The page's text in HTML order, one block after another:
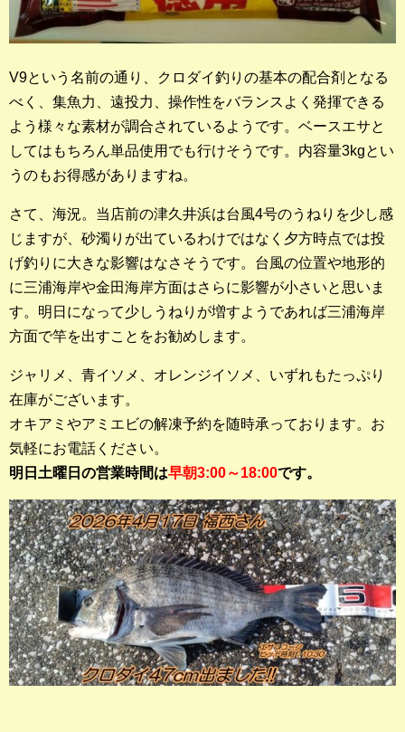
V9という名前の通り、クロダイ釣りの基本の配合剤となる
べく、集魚力、遠投力、操作性をバランスよく発揮できる
よう様々な素材が調合されているようです。ベースエサと
してはもちろん単品使用でも行けそうです。内容量3kgとい
うのもお得感がありますね。
さて、海況。当店前の津久井浜は台風4号のうねりを少し感
じますが、砂濁りが出ているわけではなく夕方時点では投
げ釣りに大きな影響はなさそうです。台風の位置や地形的
に三浦海岸や金田海岸方面はさらに影響が小さいと思いま
す。明日になって少しうねりが増すようであれば三浦海岸
方面で竿を出すことをお勧めします。
ジャリメ、青イソメ、オレンジイソメ、いずれもたっぷり
在庫がございます。
オキアミやアミエビの解凍予約を随時承っております。お
気軽にお電話ください。
明日土曜日の営業時間は早朝3:00～18:00です。